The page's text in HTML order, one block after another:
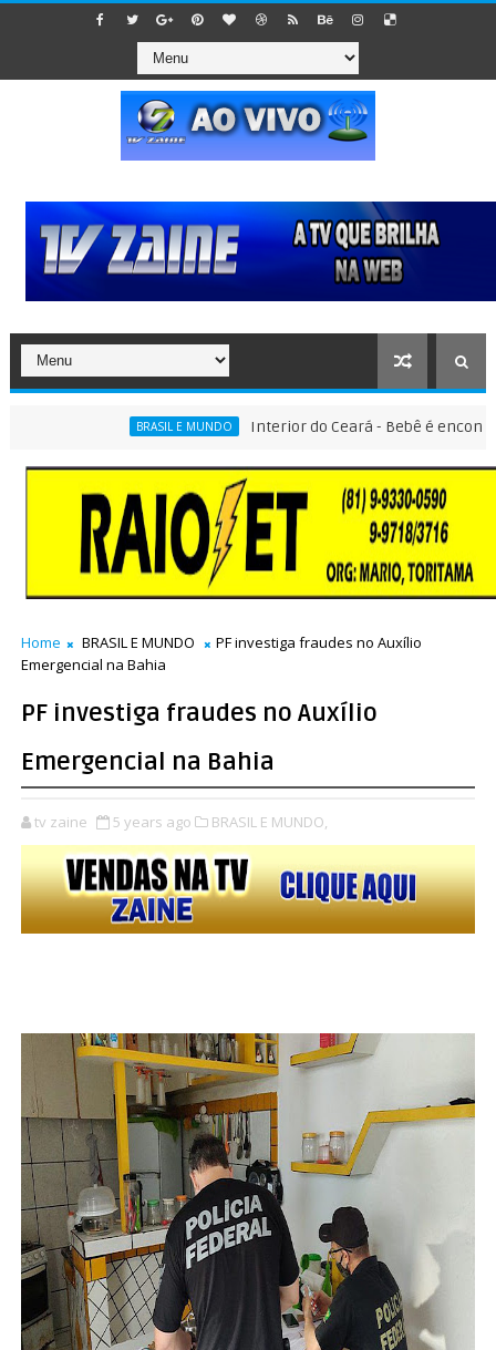
BRASIL E MUNDO Interior do Ceará - Bebê é encontrado
Home BRASIL E MUNDO
PF investiga fraudes no Auxílio
Emergencial na Bahia
PF investiga fraudes no Auxílio
Emergencial na Bahia
tv zaine 5 years ago BRASIL E MUNDO,